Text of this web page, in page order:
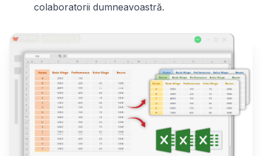
colaboratorii dumneavoastră.